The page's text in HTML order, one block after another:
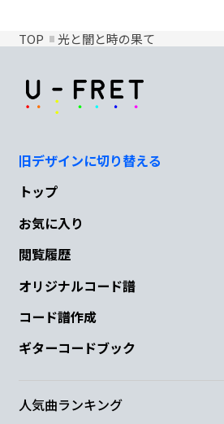
TOP 光と闇と時の果て
旧デザインに切り替える
トップ
お気に入り
閲覧履歴
オリジナルコード譜
コード譜作成
ギターコードブック
人気曲ランキング